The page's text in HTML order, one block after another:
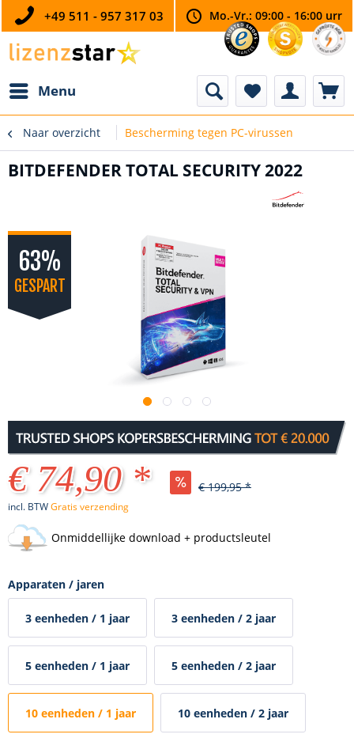
+49 511 - 957 317 03 Mo.-Vr.: 09:00 - 16:00 urr
Menu
Naar overzicht Bescherming tegen PC-virussen
BITDEFENDER TOTAL SECURITY 2022
63%
GESPART
€ 74,90 * € 199,95 *
incl. BTWGratis verzending
Onmiddellijke download + productsleutel
Apparaten / jaren
3 eenheden / 1 jaar 3 eenheden / 2 jaar
5 eenheden / 1 jaar 5 eenheden / 2 jaar
10 eenheden / 1 jaar 10 eenheden / 2 jaar